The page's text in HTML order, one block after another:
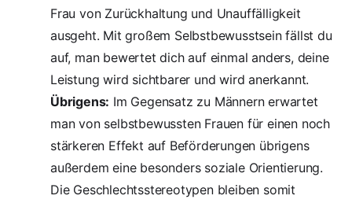
Frau von Zurückhaltung und Unauffälligkeit
ausgeht. Mit großem Selbstbewusstsein fällst du
auf, man bewertet dich auf einmal anders, deine
Leistung wird sichtbarer und wird anerkannt.
Übrigens: Im Gegensatz zu Männern erwartet
man von selbstbewussten Frauen für einen noch
stärkeren Effekt auf Beförderungen übrigens
außerdem eine besonders soziale Orientierung.
Die Geschlechtsstereotypen bleiben somit